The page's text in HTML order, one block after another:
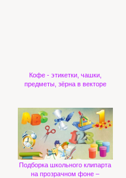
Кофе - этикетки, чашки,
предметы, зёрна в векторе
Подборка школьного клипарта
на прозрачном фоне –